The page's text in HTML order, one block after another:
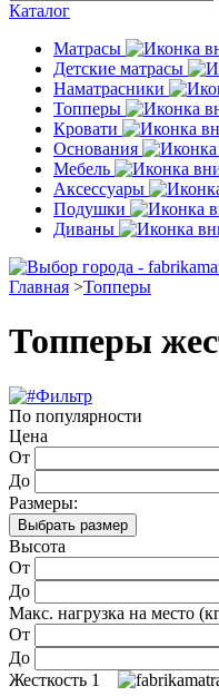
Каталог
Матрасы
Детские матрасы
Наматрасники
Топперы
Кровати
Основания
Мебель
Аксессуары
Подушки
Диваны
Главная >Топперы
Топперы
Фильтр
По популярности
Цена
От
До
Размеры:
Выбрать размер
Высота
От
До
Макс. нагрузка на место
От
До
Жесткость 1